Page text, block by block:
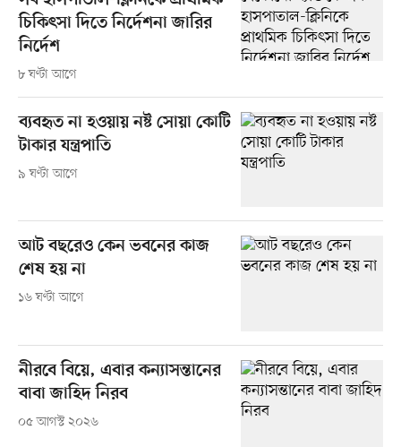
চিকিৎসা দিতে নির্দেশনা জারির
নির্দেশ
৮ ঘণ্টা আগে
ব্যবহৃত না হওয়ায় নষ্ট সোয়া কোটি
টাকার যন্ত্রপাতি
৯ ঘণ্টা আগে
আট বছরেও কেন ভবনের কাজ
শেষ হয় না
১৬ ঘণ্টা আগে
নীরবে বিয়ে, এবার কন্যাসন্তানের
বাবা জাহিদ নিরব
০৫ আগস্ট ২০২৬